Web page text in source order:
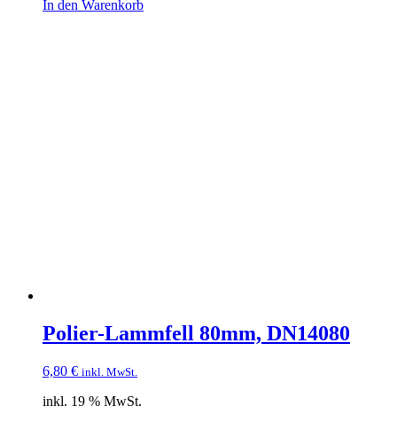
In den Warenkorb
Polier-Lammfell 80mm, DN14080
6,80 € inkl. MwSt.
inkl. 19 % MwSt.